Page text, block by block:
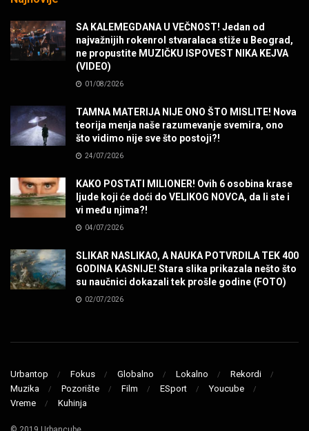
MUZIKA
POVRATAK Iron Maiden The Writing On The Wall
SENIDAHHH!
Miss You! Charlie Watts
MUZIKA
MUZIKA
MAD MAD DRUMMER!
MUZIKA
SA KALEMEGDANA U VEČNOST! Jedan od
najvažnijih rokenrol stvaralaca stiže u Beograd,
ne propustite MUZIČKU ISPOVEST NIKA KEJVA
(VIDEO)
01/08/2026
TAMNA MATERIJA NIJE ONO ŠTO MISLITE! Nova
teorija menja naše razumevanje svemira, ono
što vidimo nije sve što postoji?!
24/07/2026
KAKO POSTATI MILIONER! Ovih 6 osobina krase
ljude koji će doći do VELIKOG NOVCA, da li ste i
vi među njima?!
04/07/2026
SLIKAR NASLIKAO, A NAUKA POTVRDILA TEK 400
GODINA KASNIJE! Stara slika prikazala nešto što
su naučnici dokazali tek prošle godine (FOTO)
02/07/2026
Urbantop Fokus Globalno Lokalno
Rekordi
Muzika
Pozorište Film ESport
Youcube
Vreme
Kuhinja